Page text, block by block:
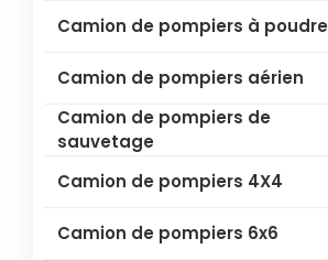
Camion de pompiers à poudre
Camion de pompiers aérien
Camion de pompiers de
sauvetage
Camion de pompiers 4X4
Camion de pompiers 6x6